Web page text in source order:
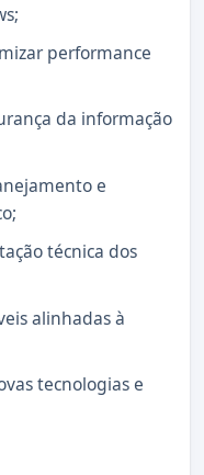
performance
da informação
e
técnica dos
alinhadas à
tecnologias e